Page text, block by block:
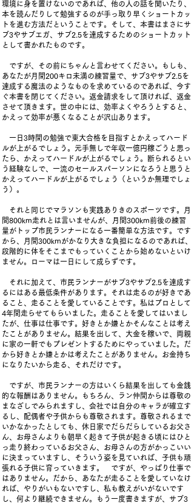
環境に身を置けないのであれば、他の人の話を聞いたり、
本を読んだりして勉強するのが手っ取り早くショートカッ
トを進む方法だということです。そして、本書はまさにサ
ブ3やサブエガ、サブ2.5を達成するためのショートカット
として書かれたものです。
ですが、その前にちゃんと言わせてください。もしも、
あなたが月間200キロ未満の練習量で、サブ3やサブ2.5を
達成する魔法のようなものを求めているのであれば、今す
ぐ本書を閉じてください。返金請求をして頂ければ、返金
させて頂きます。世の中には、効率よくやろうとすると、
かえって効率が悪くなることが沢山あります。
一日3時間の勉強で東大合格を目指すとかえってハード
ルが上がるでしょう。元手無しで年収一億円稼ごうと思っ
たら、かえってハードルが上がるでしょう。断られるとい
う経験なしで、一流のセールスパーソンになろうと思うと
かえってハードルが上がるでしょう（というか無理でしょ
う）。
それと同じでマラソンも実践ありきのスポーツです。月
間800km走れとは言いませんが、月間300km前後の練習
量がトップ市民ランナーになる一番簡単な方法です。です
から、月間300kmがかなり大きな負担になるのであれば、
段階的に体をそこまでもっていくことから始めないといけ
ません。ローマは一日にして成らずです。
それに加えて、市民ランナーがサブ3やサブ2.5を達成す
るにはある最低条件があります。それは走るのが好きであ
ること、走ることを愛していることです。私はプロとして
4年間走らせてもらいました。走ることを愛してはいまし
たが、仕事は仕事です。好きとか嫌とかそんなことは考え
たことがありません。結果を出して、大金を稼いで、両親
に家の一軒でもプレゼントするためにやっていました。だ
から好きとか嫌とかは考えたことがありません。お金持ち
になりたいから走る、それだけです。
ですが、市民ランナーの方はいくら結果を出しても金銭
的な報酬はありません。もちろん、ラン仲間からは尊敬の
まなざしでみられますし、会社では自分のキャラが確立す
るし、配偶者や子供からも尊敬されます。尊敬されるまで
いかなかったとしても、休日家でだらだらしているお父さ
ん、お母さんよりも朝早く起きて子供が起きる頃にはひと
っ走り終わっているお父さん、お母さんの方がかっこいい
に決まっていますし、そういう姿を見ていれば、子供も頑
張れる子供に育っていきます。 ですが、やっぱり仕事で
はありません。だから、あなたが走ることを愛していなけ
れば、やりがいもないですし、私も教えがいがないです
し、何より継続できません。もう一度書きますが、サブ3